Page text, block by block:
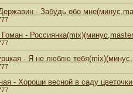
- Забудь обо
-
- Я не люблю
- Хороши весной в саду